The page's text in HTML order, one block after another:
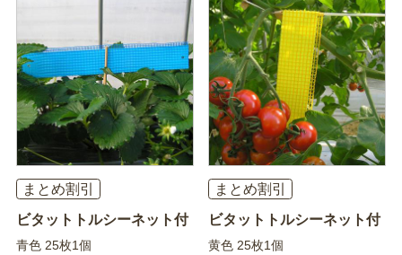
まとめ割引
ビタットトルシーネット付
青色 25枚1個
まとめ割引
ビタットトルシーネット付
黄色 25枚1個